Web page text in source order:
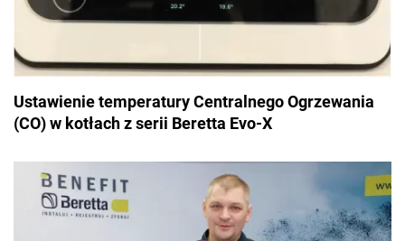
Ustawienie temperatury Centralnego Ogrzewania
(CO) w kotłach z serii Beretta Evo-X